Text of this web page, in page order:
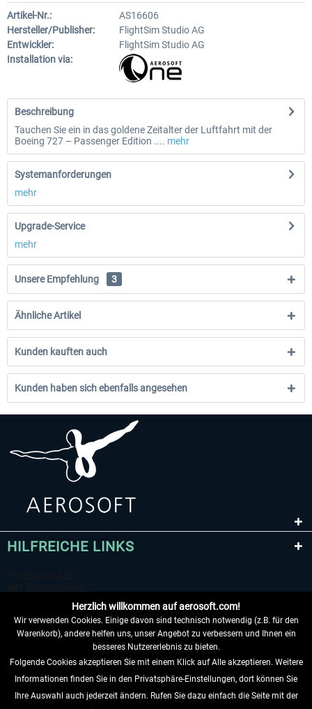
Artikel-Nr.:
AS16606
Hersteller/Publisher:
FlightSim Studio AG
Entwickler:
FlightSim Studio AG
Installation via:
Beschreibung
Tauchen Sie ein in das goldene Zeitalter der Luftfahrt mit der
Boeing 727 – Passenger Edition .... mehr
Systemanforderungen
mehr
Upgrade-Service
mehr
Unsere Empfehlung 3
Ähnliche Artikel
Kunden kauften auch
Kunden haben sich ebenfalls angesehen
HILFREICHE LINKS
VERTRAG WIDERRUFEN
INFORMATIONEN
Herzlich willkommen auf aerosoft.com!
Wir verwenden Cookies. Einige davon sind technisch notwendig (z.B. für den
Warenkorb), andere helfen uns, unser Angebot zu verbessern und Ihnen ein
besseres Nutzererlebnis zu bieten.
Folgende Cookies akzeptieren Sie mit einem Klick auf Alle akzeptieren. Weitere
Informationen finden Sie in den Privatsphäre-Einstellungen, dort können Sie
Ihre Auswahl auch jederzeit ändern. Rufen Sie dazu einfach die Seite mit der